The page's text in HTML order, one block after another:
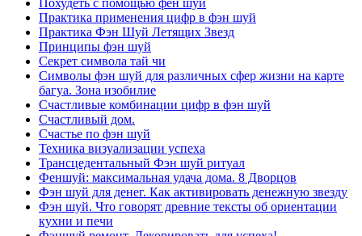
Похудеть с помощью фен шуй
Практика применения цифр в фэн шуй
Практика Фэн Шуй Летящих Звезд
Принципы фэн шуй
Секрет символа тай чи
Символы фэн шуй для различных сфер жизни на карте
багуа. Зона изобилие
Счастливые комбинации цифр в фэн шуй
Счастливый дом.
Счастье по фэн шуй
Техника визуализации успеха
Трансцедентальный Фэн шуй ритуал
Феншуй: максимальная удача дома. 8 Дворцов
Фэн шуй для денег. Как активировать денежную звезду
Фэн шуй. Что говорят древние тексты об ориентации
кухни и печи